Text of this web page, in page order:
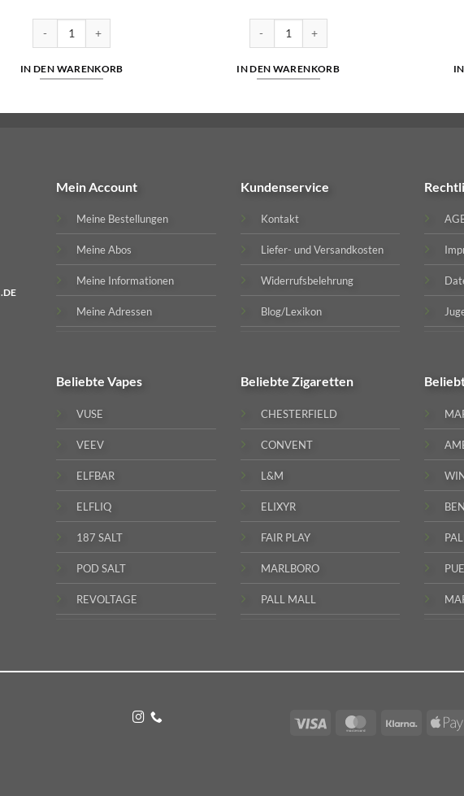
IN DEN WARENKORB IN DEN WARENKORB
Mein Account
Meine Bestellungen
Meine Abos
Meine Informationen
Meine Adressen
Kundenservice
Kontakt
Liefer- und Versandkosten
Widerrufsbelehrung
Blog/Lexikon
BeliebteVapes
VUSE
VEEV
ELFBAR
ELFLIQ
187 SALT
POD SALT
REVOLTAGE
Beliebte Zigaretten
CHESTERFIELD
CONVENT
L&M
ELIXYR
FAIR PLAY
MARLBORO
PALL MALL
Visa MasterCardKlarna